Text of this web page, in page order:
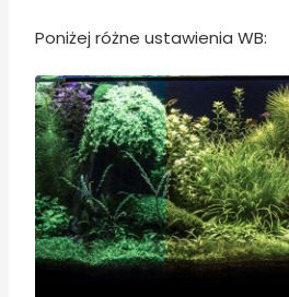
Poniżej różne ustawienia WB: